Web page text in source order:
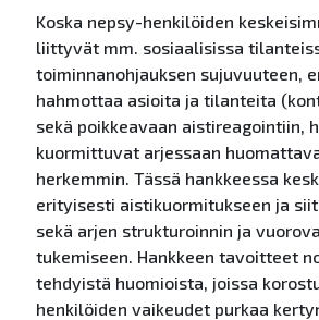
Koska nepsy-henkilöiden
liittyvät mm. sosiaalisissa
toiminnanohjauksen sujuvuuteen,
hahmottaa asioita ja tilanteita
sekä poikkeavaan aistireagointiin,
kuormittuvat arjessaan
herkemmin. Tässä hankkeessa
erityisesti aistikuormitukseen ja
sekä arjen strukturoinnin ja
tukemiseen. Hankkeen tavoitteet
tehdyistä huomioista, joissa
henkilöiden vaikeudet purkaa